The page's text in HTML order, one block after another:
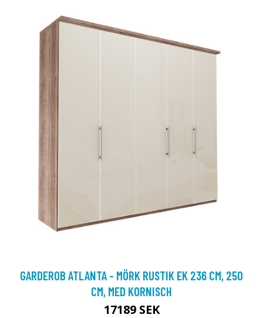
GARDEROB ATLANTA - MÖRK RUSTIK EK 236 CM, 250
CM, MED KORNISCH
17189 SEK